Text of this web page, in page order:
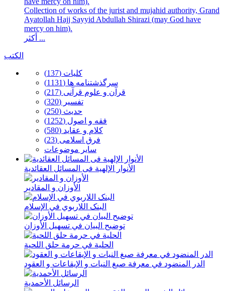
Collection of works of the jurist and mujahid authority, Grand
Ayatollah Hajj Sayyid Abdullah Shirazi (may God have
mercy on him).
أكثر ...
الكتب
كلیات (137)
سرگذشتنامه ها (1131)
قرآن و علوم قرآنی (217)
تفسیر (320)
حدیث (250)
فقه و اصول (1252)
كلام و عقاید (580)
فرق اسلامی (23)
سایر موضوعات
الأنوار الإلهیة فی المسائل العقائدیة
الأوزان و المقادیر
البنک اللاربوي في الإسلام
توضیح البیان في تسهیل الأوزان
الحلیة في حرمة حلق اللحیة
الدر المنضود في معرفة صیغ النیات و الإیقاعات و العقود
الرسائل الأحمدیة